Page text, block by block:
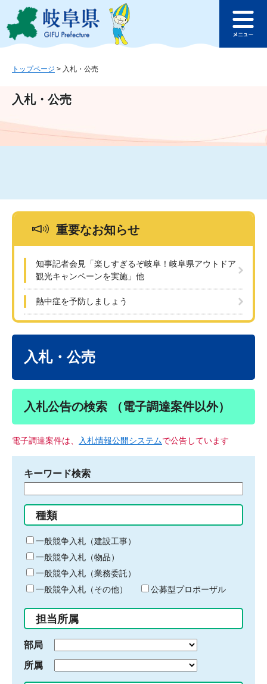
ジ
ュ
文
このページの本文へ
ュ
トップページ > 入札・公売
入札・公売
重要なお知らせ
知事記者会見「楽しすぎるぞ岐阜！岐阜県アウトドア
観光キャンペーンを実施」他
熱中症を予防しましょう
入札・公売
入札公告の検索 （電子調達案件以外）
電子調達案件は、 入札情報公開システムで公告しています
キーワード検索
る
キ
ー
ワ
ー
ド
入
力
種類
一般競争入札（建設工事）
一般競争入札（物品）
一般競争入札（業務委託）
一般競争入札（その他）
公募型プロポーザル
担当所属
部局
所属